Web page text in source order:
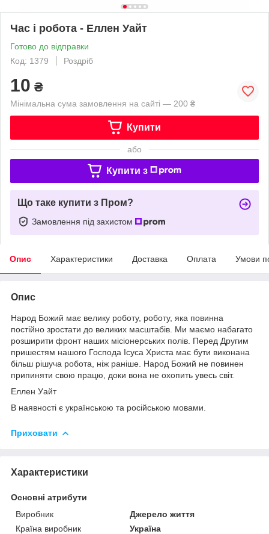
Час і робота - Еллен Уайт
Готово до відправки
Код: 1379
Роздріб
10 ₴
Мінімальна сума замовлення на сайті — 200 ₴
Купити
або
Купити з
Що таке купити з Пром?
Замовлення під захистом
Опис Характеристики Доставка Оплата Умови
Опис
Народ Божий має велику роботу, роботу, яка повинна
постійно зростати до великих масштабів. Ми маємо набагато
розширити фронт наших місіонерських полів. Перед Другим
пришестям нашого Господа Ісуса Христа має бути виконана
більш рішуча робота, ніж раніше. Народ Божий не повинен
припиняти свою працю, доки вона не охопить увесь світ.
Еллен Уайт
В наявності є українською та російською мовами.
Приховати
Характеристики
Основні атрибути
Виробник
Джерело життя
Країна виробник
Україна